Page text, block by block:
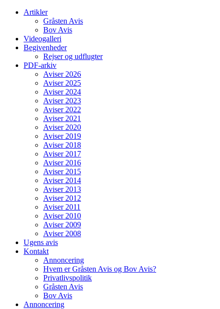
Artikler
Gråsten Avis
Bov Avis
Videogalleri
Begivenheder
Rejser og udflugter
PDF-arkiv
Aviser 2026
Aviser 2025
Aviser 2024
Aviser 2023
Aviser 2022
Aviser 2021
Aviser 2020
Aviser 2019
Aviser 2018
Aviser 2017
Aviser 2016
Aviser 2015
Aviser 2014
Aviser 2013
Aviser 2012
Aviser 2011
Aviser 2010
Aviser 2009
Aviser 2008
Ugens avis
Kontakt
Annoncering
Hvem er Gråsten Avis og Bov Avis?
Privatlivspolitik
Gråsten Avis
Bov Avis
Annoncering